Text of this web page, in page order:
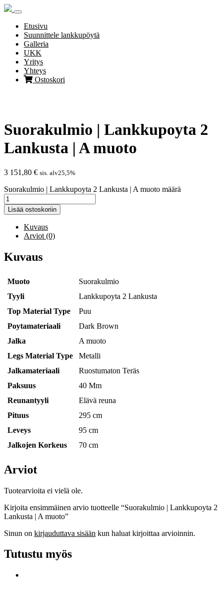
Skip
contentEtusivu
Suunnittele lankkupöytä
Galleria
UKK
Yritys
Yhteys
Ostoskori
Suorakulmio | Lankkupoyta 2
Lankusta | A muoto
3 151,80 € sis. alv25,5%
Suorakulmio | Lankkupoyta 2 Lankusta | A muoto määrä
Lisää ostoskoriin
Kuvaus
Arviot (0)
Kuvaus
Muoto
Suorakulmio
Tyyli
Lankkupoyta 2 Lankusta
Top Material Type
Puu
Poytamateriaali
Dark Brown
Jalka
A muoto
Legs Material Type
Metalli
Jalkamateriaali
Ruostumaton Teräs
Paksuus
40 Mm
Reunantyyli
Elävä reuna
Pituus
295 cm
Leveys
95 cm
Jalkojen Korkeus
70 cm
Arviot
Tuotearvioita ei vielä ole.
Kirjoita ensimmäinen arvio tuotteelle “Suorakulmio | Lankkupoyta 2
Lankusta | A muoto”
Sinun on kirjauduttava sisään kun haluat kirjoittaa arvioinnin.
Tutustu myös